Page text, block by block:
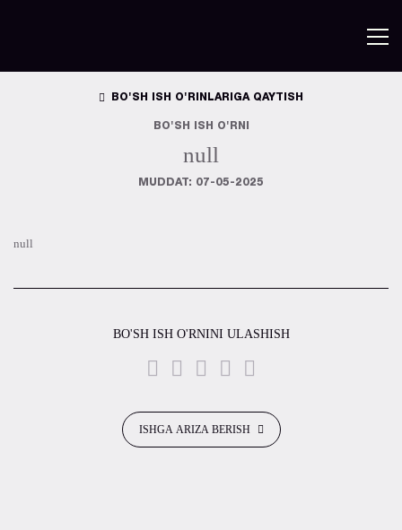
BO'SH ISH O'RINLARIGA QAYTISH
BO'SH ISH O'RNI
null
MUDDAT: 07-05-2025
null
BO'SH ISH O'RNINI ULASHISH
ISHGA ARIZA BERISH